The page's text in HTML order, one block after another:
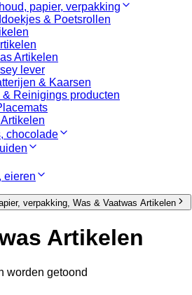
papier, verpakking
& Poetsrollen
Artikelen
lever
& Kaarsen
Reinigings producten
chocolade
eieren
verpakking, Was & Vaatwas Artikelen
Artikelen
worden getoond